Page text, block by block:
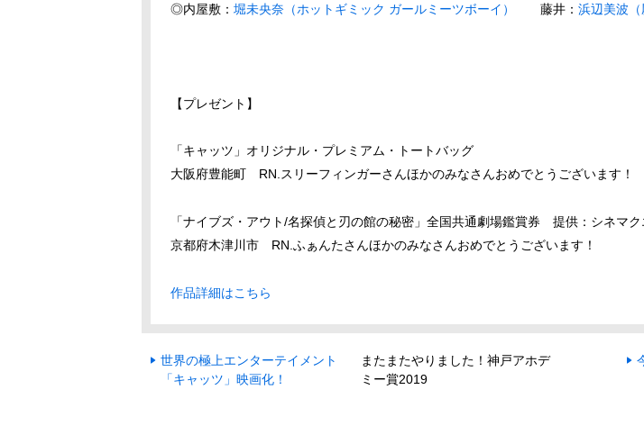
◎内屋敷： 堀未央奈（ホットギミック ガールミーツボーイ） 藤井： 浜辺美波（
【プレゼント】
「キャッツ」オリジナル・プレミアム・トートバッグ
大阪府豊能町 RN.スリーフィンガーさんほかのみなさんおめでとうございます！
「ナイブズ・アウト/名探偵と刃の館の秘密」全国共通劇場鑑賞券 提供：シネマク
京都府木津川市 RN.ふぁんたさんほかのみなさんおめでとうございます！
作品詳細はこちら
世界の極上エンターテイメント
「キャッツ」映画化！
またまたやりました！神戸アホデ
ミー賞2019